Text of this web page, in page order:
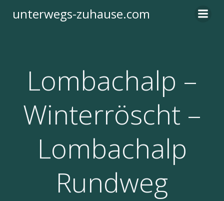
Inhalt
unterwegs-zuhause.com
Lombachalp –
Winterröscht –
Lombachalp
Rundweg